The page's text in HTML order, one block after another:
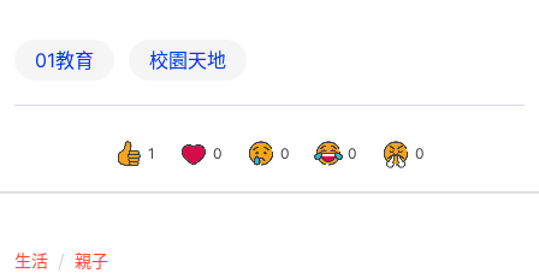
01教育 校園天地
1 0 0 0 0
生活 親子